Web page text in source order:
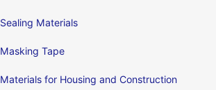
Sealing Materials
Masking Tape
Materials for Housing and Construction